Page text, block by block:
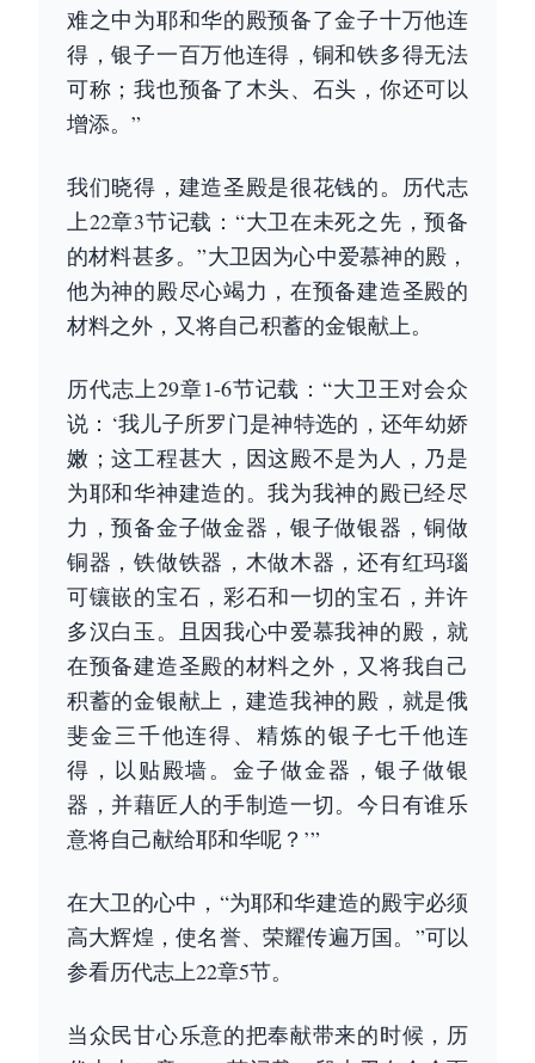
难之中为耶和华的殿预备了金子十万他连
得，银子一百万他连得，铜和铁多得无法
可称；我也预备了木头、石头，你还可以
增添。”
我们晓得，建造圣殿是很花钱的。历代志
上22章3节记载：“大卫在未死之先，预备
的材料甚多。”大卫因为心中爱慕神的殿，
他为神的殿尽心竭力，在预备建造圣殿的
材料之外，又将自己积蓄的金银献上。
历代志上29章1-6节记载：“大卫王对会众
说：‘我儿子所罗门是神特选的，还年幼娇
嫩；这工程甚大，因这殿不是为人，乃是
为耶和华神建造的。我为我神的殿已经尽
力，预备金子做金器，银子做银器，铜做
铜器，铁做铁器，木做木器，还有红玛瑙
可镶嵌的宝石，彩石和一切的宝石，并许
多汉白玉。且因我心中爱慕我神的殿，就
在预备建造圣殿的材料之外，又将我自己
积蓄的金银献上，建造我神的殿，就是俄
斐金三千他连得、精炼的银子七千他连
得，以贴殿墙。金子做金器，银子做银
器，并藉匠人的手制造一切。今日有谁乐
意将自己献给耶和华呢？’”
在大卫的心中，“为耶和华建造的殿宇必须
高大辉煌，使名誉、荣耀传遍万国。”可以
参看历代志上22章5节。
当众民甘心乐意的把奉献带来的时候，历